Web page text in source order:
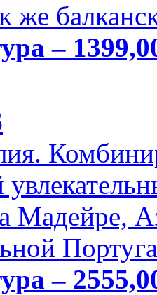
же
–
Мадейре,
–